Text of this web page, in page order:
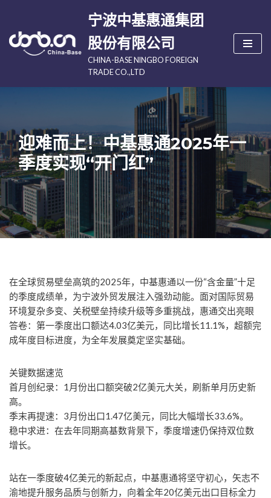
跳
至
宁波中基惠通集团
股份有限公司
CHINA-BASE NINGBO FOREIGN
TRADE CO.,LTD
迎难而上！中基惠通2025年一
季度实现“开门红”
在全球贸易壁垒高筑的2025年，中基惠通以一份“含金量”十足
的季度成绩单，为宁波外贸发展注入强劲动能。面对国际贸易
环境复杂多变、关税壁垒持续升级等多重挑战，惠通交出亮眼
答卷：第一季度出口额达4.03亿美元，同比增长11.1%，超额完
成年度目标进度，为全年发展奠定坚实基础。
关键数据速览
首月创纪录：1月份出口额突破2亿美元大关，刷新单月历史新
高。
季末再提速：3月份出口1.47亿美元，同比大幅增长33.6%。
稳中求进：在去年同期高基数背景下，季度增速仍保持双位数
增长。
站在一季度破4亿美元的新起点，中基惠通将坚守初心，矢志不
渝地提升服务品质与创新力，向着全年20亿美元出口目标全力